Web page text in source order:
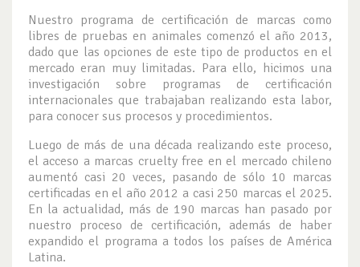
Nuestro programa de certificación de marcas como
libres de pruebas en animales comenzó el año 2013,
dado que las opciones de este tipo de productos en el
mercado eran muy limitadas. Para ello, hicimos una
investigación sobre programas de certificación
internacionales que trabajaban realizando esta labor,
para conocer sus procesos y procedimientos.
Luego de más de una década realizando este proceso,
el acceso a marcas cruelty free en el mercado chileno
aumentó casi 20 veces, pasando de sólo 10 marcas
certificadas en el año 2012 a casi 250 marcas el 2025.
En la actualidad, más de 190 marcas han pasado por
nuestro proceso de certificación, además de haber
expandido el programa a todos los países de América
Latina.